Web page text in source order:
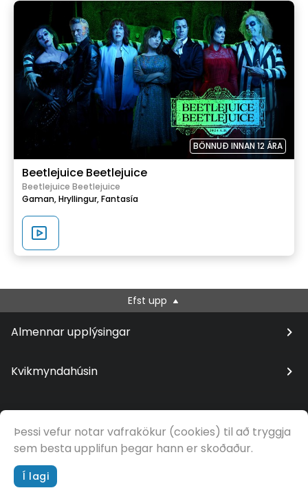
BÖNNUÐ INNAN 12 ÁRA
Beetlejuice Beetlejuice
Beetlejuice Beetlejuice
Gaman,Hryllingur,Fantasía
Efst upp
Almennar upplýsingar
Kvikmyndahúsin
© Samfilm
Þessi vefur notar vafrakökur (cookies) til að tryggja
sem besta upplifun þegar hann er skoðaður.
Í lagi